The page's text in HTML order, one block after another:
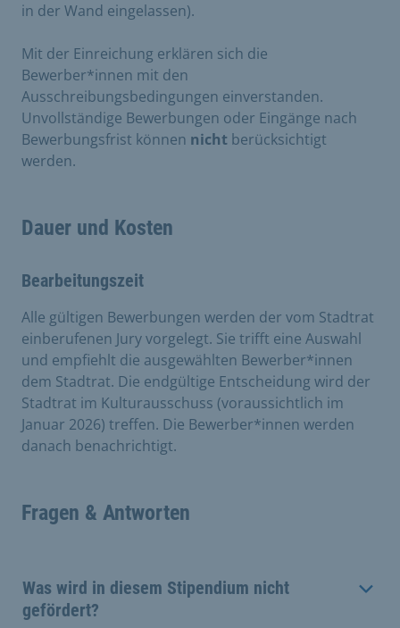
in der Wand eingelassen).
Mit der Einreichung erklären sich die
Bewerber*innen mit den
Ausschreibungsbedingungen einverstanden.
Unvollständige Bewerbungen oder Eingänge nach
Bewerbungsfrist können nicht berücksichtigt
werden.
Dauer und Kosten
Bearbeitungszeit
Alle gültigen Bewerbungen werden der vom Stadtrat
einberufenen Jury vorgelegt. Sie trifft eine Auswahl
und empfiehlt die ausgewählten Bewerber*innen
dem Stadtrat. Die endgültige Entscheidung wird der
Stadtrat im Kulturausschuss (voraussichtlich im
Januar 2026) treffen. Die Bewerber*innen werden
danach benachrichtigt.
Fragen & Antworten
Was wird in diesem Stipendium nicht
gefördert?